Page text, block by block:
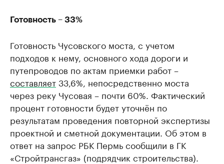
Готовность – 33%
Готовность Чусовского моста, с учетом
подходов к нему, основного хода дороги и
путепроводов по актам приемки работ –
составляет33,6%, непосредственно моста
через реку Чусовая – почти 60%. Фактический
процент готовности будет уточнён по
результатам проведения повторной экспертизы
проектной и сметной документации. Об этом в
ответ на запрос РБК Пермь сообщили в ГК
«Стройтрансгаз» (подрядчик строительства).